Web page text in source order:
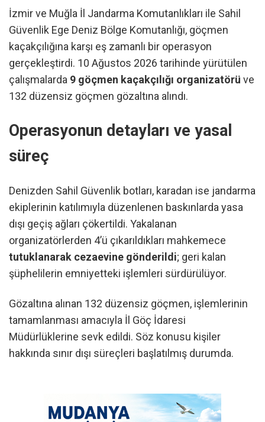
İzmir ve Muğla İl Jandarma Komutanlıkları ile Sahil
Güvenlik Ege Deniz Bölge Komutanlığı, göçmen
kaçakçılığına karşı eş zamanlı bir operasyon
gerçekleştirdi. 10 Ağustos 2026 tarihinde yürütülen
çalışmalarda 9 göçmen kaçakçılığı organizatörü ve
132 düzensiz göçmen gözaltına alındı.
Operasyonun detayları ve yasal
süreç
Denizden Sahil Güvenlik botları, karadan ise jandarma
ekiplerinin katılımıyla düzenlenen baskınlarda yasa
dışı geçiş ağları çökertildi. Yakalanan
organizatörlerden 4’ü çıkarıldıkları mahkemece
tutuklanarak cezaevine gönderildi; geri kalan
şüphelilerin emniyetteki işlemleri sürdürülüyor.
Gözaltına alınan 132 düzensiz göçmen, işlemlerinin
tamamlanması amacıyla İl Göç İdaresi
Müdürlüklerine sevk edildi. Söz konusu kişiler
hakkında sınır dışı süreçleri başlatılmış durumda.